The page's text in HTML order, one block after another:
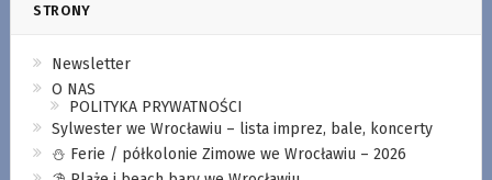
STRONY
Newsletter
O NAS
POLITYKA PRYWATNOŚCI
Sylwester we Wrocławiu – lista imprez, bale, koncerty
⛄️ Ferie / półkolonie Zimowe we Wrocławiu – 2026